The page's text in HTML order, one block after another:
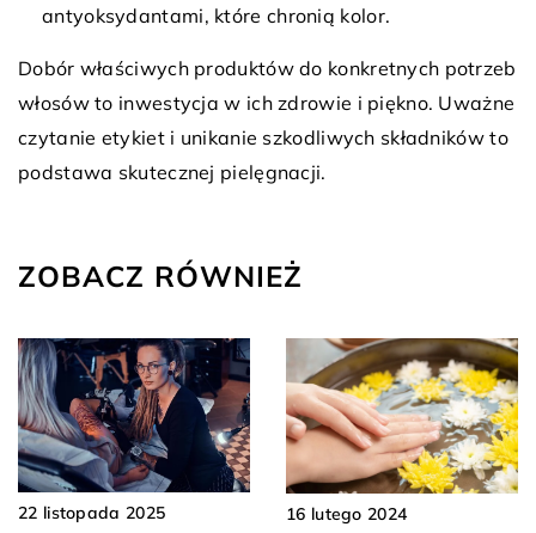
antyoksydantami, które chronią kolor.
Dobór właściwych produktów do konkretnych potrzeb
włosów to inwestycja w ich zdrowie i piękno. Uważne
czytanie etykiet i unikanie szkodliwych składników to
podstawa skutecznej pielęgnacji.
ZOBACZ RÓWNIEŻ
22 listopada 2025 16 lutego 2024